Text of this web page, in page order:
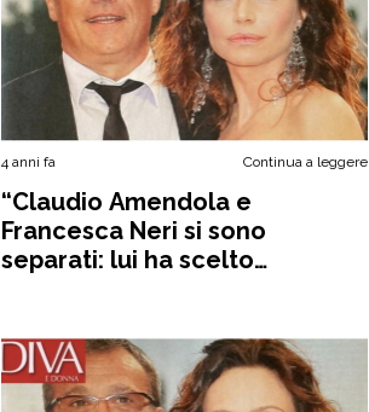
4 anni fa Continua a leggere
“Claudio Amendola e
Francesca Neri si sono
separati: lui ha scelto